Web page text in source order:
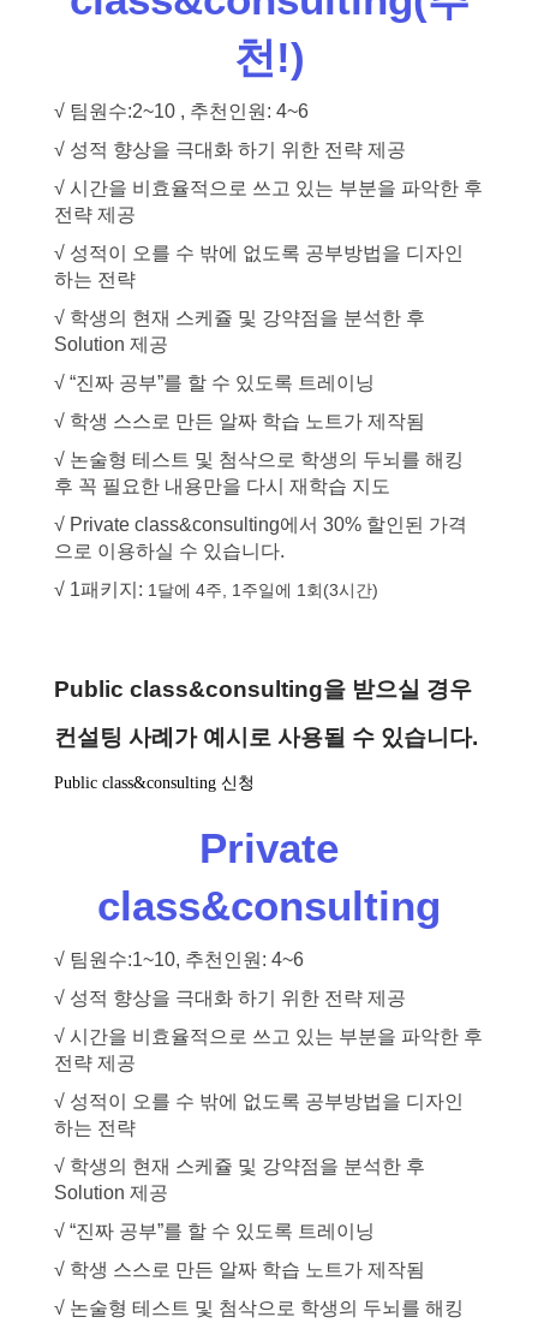
천!)
√ 팀원수:2~10 , 추천인원: 4~6
√ 성적 향상을 극대화 하기 위한 전략 제공
√ 시간을 비효율적으로 쓰고 있는 부분을 파악한 후
전략 제공
√ 성적이 오를 수 밖에 없도록 공부방법을 디자인
하는 전략
√ 학생의 현재 스케쥴 및 강약점을 분석한 후
Solution 제공
√ “진짜 공부”를 할 수 있도록 트레이닝
√ 학생 스스로 만든 알짜 학습 노트가 제작됨
√ 논술형 테스트 및 첨삭으로 학생의 두뇌를 해킹
후 꼭 필요한 내용만을 다시 재학습 지도
√ Private class&consulting에서 30% 할인된 가격
으로 이용하실 수 있습니다.
√ 1패키지: 1달에 4주, 1주일에 1회(3시간)
Public class&consulting을 받으실 경우
컨설팅 사례가 예시로 사용될 수 있습니다.
Public class&consulting 신청
Private
class&consulting
√ 팀원수:1~10, 추천인원: 4~6
√ 성적 향상을 극대화 하기 위한 전략 제공
√ 시간을 비효율적으로 쓰고 있는 부분을 파악한 후
전략 제공
√ 성적이 오를 수 밖에 없도록 공부방법을 디자인
하는 전략
√ 학생의 현재 스케쥴 및 강약점을 분석한 후
Solution 제공
√ “진짜 공부”를 할 수 있도록 트레이닝
√ 학생 스스로 만든 알짜 학습 노트가 제작됨
√ 논술형 테스트 및 첨삭으로 학생의 두뇌를 해킹